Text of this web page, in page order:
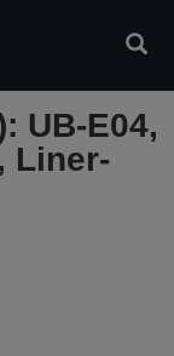
UB-E04,
Liner-